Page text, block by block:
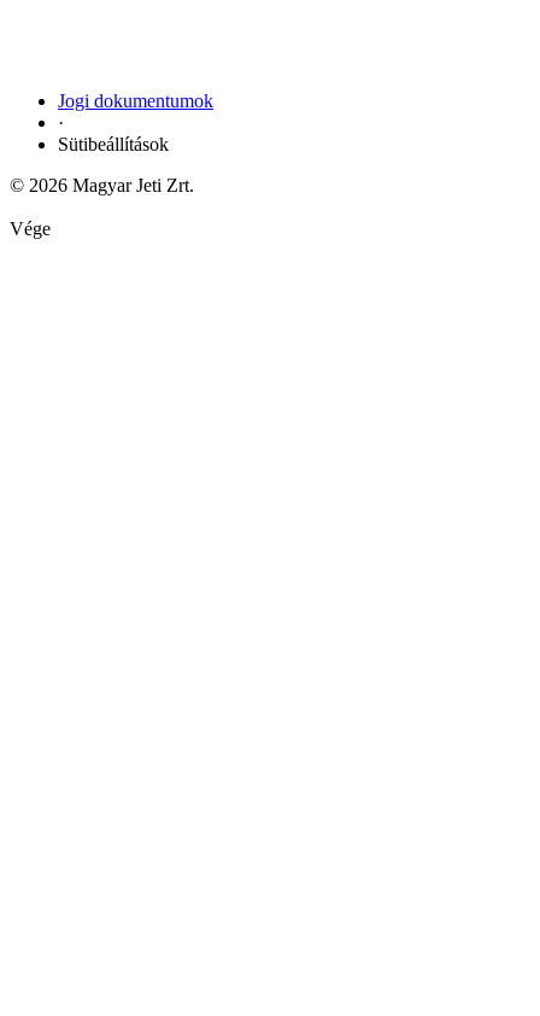
Jogi dokumentumok
·
Sütibeállítások
© 2026 Magyar Jeti Zrt.
Vége